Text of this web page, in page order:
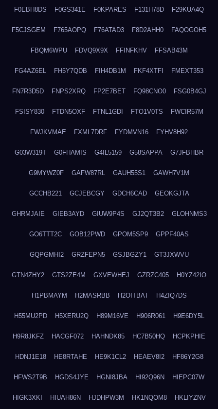
F0EBH8DS F0GS341E F0KPARES F131H78D F29KUA4Q
F5CJSGEM F765AOPQ F76ATAD3 F8D2AHH0 FAQOGOH5
FBQM6WPU FDVQ9X9X FFINFKHV FFSAB43M
FG4AZ6EL FH5Y7QDB FIH4DB1M FKF4XTFI FMEXT353
FN7R3D5D FNPS2XRQ FP2E7BET FQ98CNO0 FSG0B4GJ
FSISY830 FTDN5OXF FTNL1GDI FTO1V0TS FWCIR57M
FWJKVMAE FXML7DRF FYDMVN16 FYHV8H92
G03W319T G0FHAMIS G4IL5159 G58SAPPA G7JFBHBR
G9MYWZ0F GAFW87RL GAUH55S1 GAWH7V1M
GCCHB221 GCJEBCGY GDCH6CAD GEOKGJTA
GHRMJAIE GIEB3AYD GIUW9P4S GJ2QT3B2 GLOHNMS3
GO6TTT2C GOB12PWD GPOM5SP9 GPPF40AS
GQPGMHI2 GRZFEPN5 GSJBGZY1 GT3JXWVU
GTN4ZHY2 GTS2ZE4M GXVEWHEJ GZRZC405 H0YZ42IO
H1PBMAYM H2MASRBB H2OITBAT H4ZIQ7DS
H55MU2PD H5XERU2Q H89M16VE H906R061 H9E6DY5L
H9R8JKFZ HACGF072 HAHNDK85 HC7B50HQ HCPKPHIE
HDNJ1E18 HE8RTAHE HE9K1CL2 HEAEV8I2 HF86Y2G8
HFWS2T9B HGDS4JYE HGNI8JBA HI92Q96N HIEPC07W
HIGK3XKI HIUAH86N HJDHPW3M HK1NQOM8 HKLIYZNV